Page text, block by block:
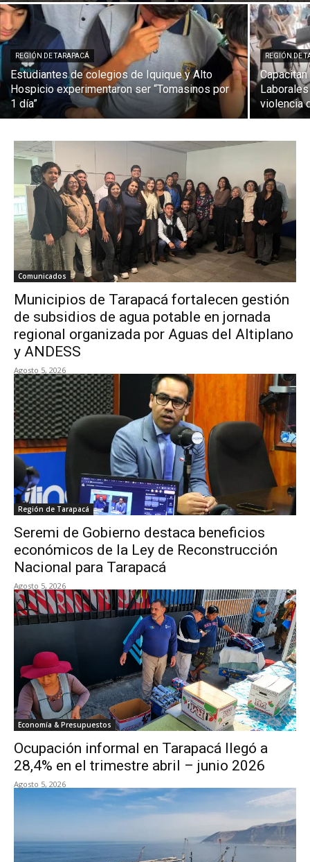
REGIÓN DE TARAPACÁ
Estudiantes de colegios de Iquique y Alto
Hospicio experimentaron ser “Tomasinos por
1 día”
REGIÓN DE
violencia
Comunicados
Municipios de Tarapacá fortalecen gestión
de subsidios de agua potable en jornada
regional organizada por Aguas del Altiplano
y ANDESS
Agosto 5, 2026
Región de Tarapacá
Seremi de Gobierno destaca beneficios
económicos de la Ley de Reconstrucción
Nacional para Tarapacá
Agosto 5, 2026
Economía & Presupuestos
Ocupación informal en Tarapacá llegó a
28,4% en el trimestre abril – junio 2026
Agosto 5, 2026